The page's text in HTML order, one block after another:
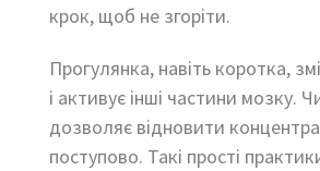
крок, щоб не згоріти.
Прогулянка, навіть коротка,
і активує інші частини мозку.
дозволяє відновити
поступово. Такі прості